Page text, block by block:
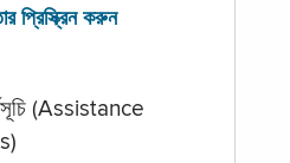
প্রিস্ক্রিন করুন
(Assistance